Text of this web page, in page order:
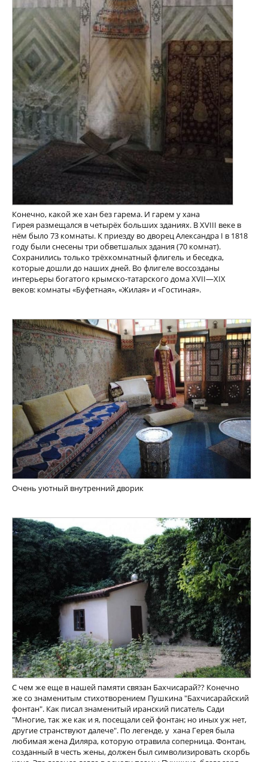
Конечно, какой же хан без гарема. И гарем у хана
Гирея размещался в четырёх больших зданиях. В XVIII веке в
нём было 73 комнаты. К приезду во дворец Александра I в 1818
году были снесены три обветшалых здания (70 комнат).
Сохранились только трёхкомнатный флигель и беседка,
которые дошли до наших дней. Во флигеле воссозданы
интерьеры богатого крымско-татарского дома XVII—XIX
веков: комнаты «Буфетная», «Жилая» и «Гостиная».
Очень уютный внутренний дворик
С чем же еще в нашей памяти связан Бахчисарай?? Конечно
же со знаменитым стихотворением Пушкина "Бахчисарайский
фонтан". Как писал знаменитый иранский писатель Сади
"Многие, так же как и я, посещали сей фонтан; но иных уж нет,
другие странствуют далече". По легенде, у хана Герея была
любимая жена Диляра, которую отравила соперница. Фонтан,
созданный в честь жены, должен был символизировать скорбь